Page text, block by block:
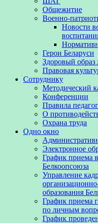
Общежитие
Военно-
Новости
Герои Беларуси
Здоровый образ
Правовая
Сотруднику
Методический
Конференции
Правила
О
Охрана труда
Одно окно
Электронное
График приема
Белкоопсоюза
Управление
образования
График приема
по личным
График